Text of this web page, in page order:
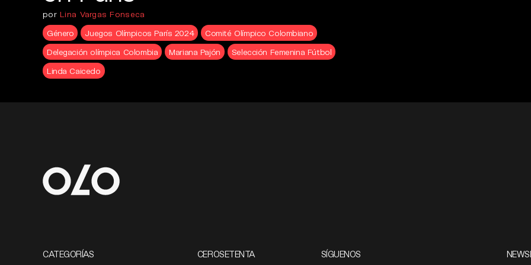
porLina Vargas Fonseca
Género
Juegos Olímpicos París 2024
Comité Olímpico Colombiano
Delegación olímpica Colombia
Mariana Pajón
Selección Femenina Fútbol
Linda Caicedo
CATEGORÍAS CEROSETENTA SÍGUENOS